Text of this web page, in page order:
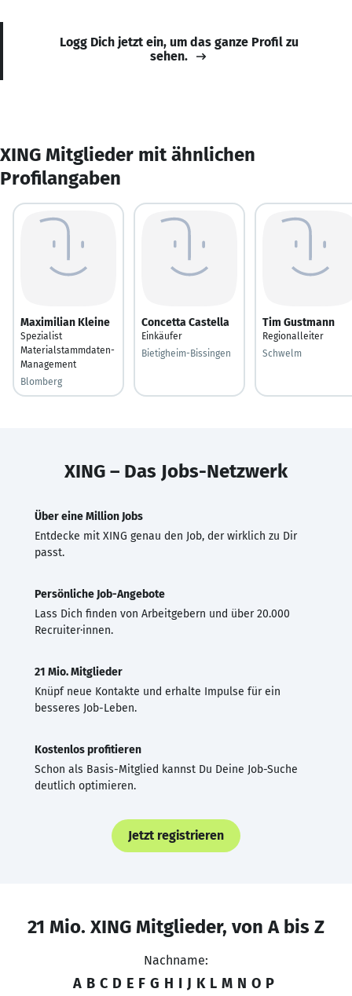
Logg Dich jetzt ein, um das ganze Profil zu
sehen.
XING Mitglieder mit ähnlichen
Profilangaben
Maximilian Kleine
Spezialist
Materialstammdaten-
Management
Blomberg
Concetta Castella
Einkäufer
Bietigheim-Bissingen
Tim Gustmann
Regionalleiter
Schwelm
XING – Das Jobs-Netzwerk
Über eine Million Jobs
Entdecke mit XING genau den Job, der wirklich zu Dir
passt.
Persönliche Job-Angebote
Lass Dich finden von Arbeitgebern und über 20.000
Recruiter·innen.
21 Mio. Mitglieder
Knüpf neue Kontakte und erhalte Impulse für ein
besseres Job-Leben.
Kostenlos profitieren
Schon als Basis-Mitglied kannst Du Deine Job-Suche
deutlich optimieren.
Jetzt registrieren
21 Mio. XING Mitglieder, von A bis Z
Nachname:
A B C D E F G H I J K L M N O P